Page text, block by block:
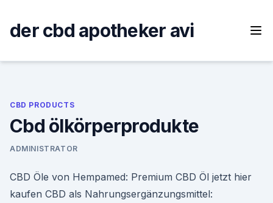
content
der cbd apotheker avi
CBD PRODUCTS
Cbd ölkörperprodukte
ADMINISTRATOR
CBD Öle von Hempamed: Premium CBD Öl jetzt hier
kaufen CBD als Nahrungsergänzungsmittel: